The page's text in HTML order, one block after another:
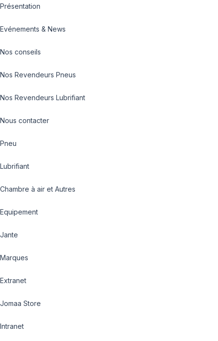
Présentation
Evénements & News
Nos conseils
Nos Revendeurs Pneus
Nos Revendeurs Lubrifiant
Nous contacter
Pneu
Lubrifiant
Chambre à air et Autres
Equipement
Jante
Marques
Extranet
Jomaa Store
Intranet